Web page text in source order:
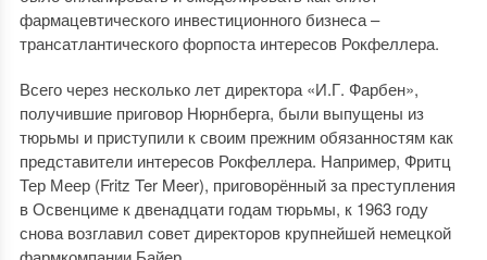
фармацевтического инвестиционного бизнеса –
трансатлантического форпоста интересов Рокфеллера.
Всего через несколько лет директора «И.Г. Фарбен»,
получившие приговор Нюрнберга, были выпущены из
тюрьмы и приступили к своим прежним обязанностям как
представители интересов Рокфеллера. Например, Фритц
Тер Меер (Fritz Ter Meer), приговорённый за преступления
в Освенциме к двенадцати годам тюрьмы, к 1963 году
снова возглавил совет директоров крупнейшей немецкой